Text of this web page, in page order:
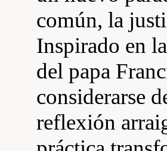
común, la
Inspirado en
del papa
considerarse
reflexión